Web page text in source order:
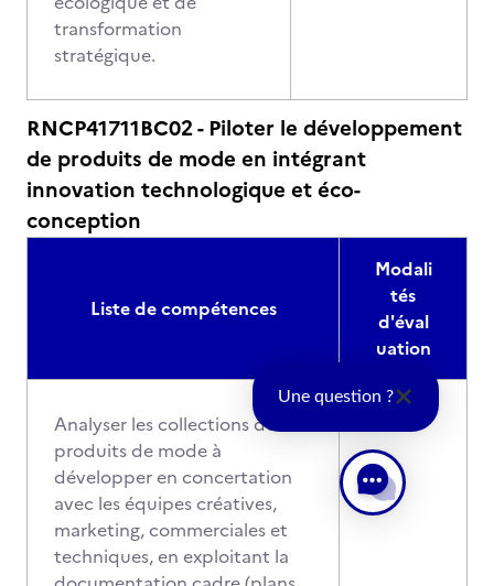
transformation
stratégique.
RNCP41711BC02 - Piloter le développement
de produits de mode en intégrant
innovation technologique et éco-
conception
Liste de compétences
Modali
tés
d'éval
uation
Analyser les collections de
produits de mode à
développer en concertation
avec les équipes créatives,
marketing, commerciales et
techniques, en exploitant la
Une question ?